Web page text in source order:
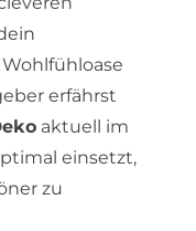
erfährst
aktuell im
einsetzt,
zu